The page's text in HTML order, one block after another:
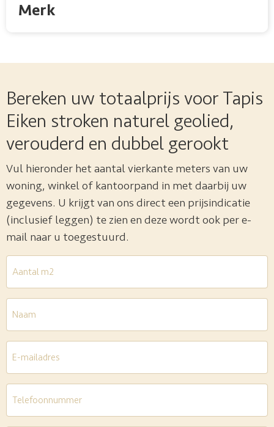
Merk
Bereken uw totaalprijs voor Tapis
Eiken stroken naturel geolied,
verouderd en dubbel gerookt
Vul hieronder het aantal vierkante meters van uw
woning, winkel of kantoorpand in met daarbij uw
gegevens. U krijgt van ons direct een prijsindicatie
(inclusief leggen) te zien en deze wordt ook per e-
mail naar u toegestuurd.
m2 *
mailadres *